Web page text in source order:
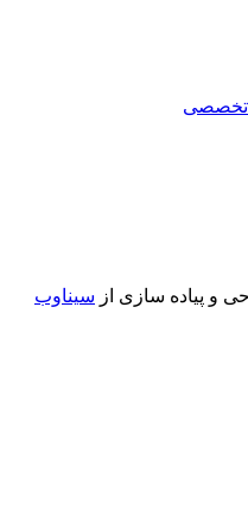
تخصصی
و پیاده سازی از سیناوب